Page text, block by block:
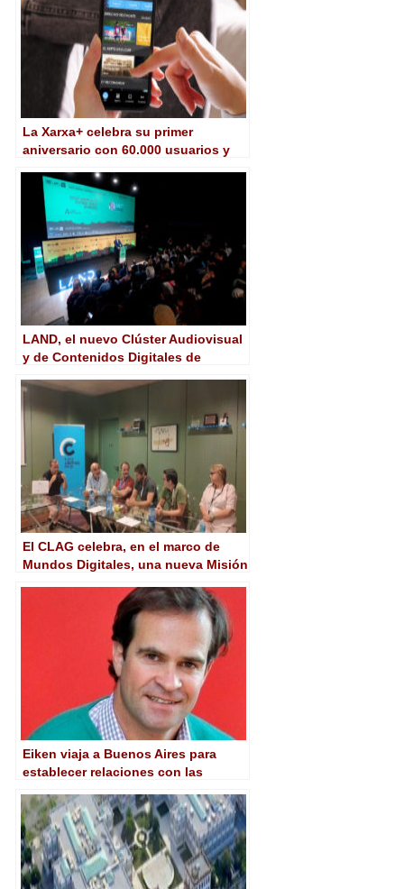
La Xarxa+ celebra su primer
aniversario con 60.000 usuarios y
LAND, el nuevo Clúster Audiovisual
y de Contenidos Digitales de
El CLAG celebra, en el marco de
Mundos Digitales, una nueva Misión
contenidos digitales
Eiken viaja a Buenos Aires para
establecer relaciones con las